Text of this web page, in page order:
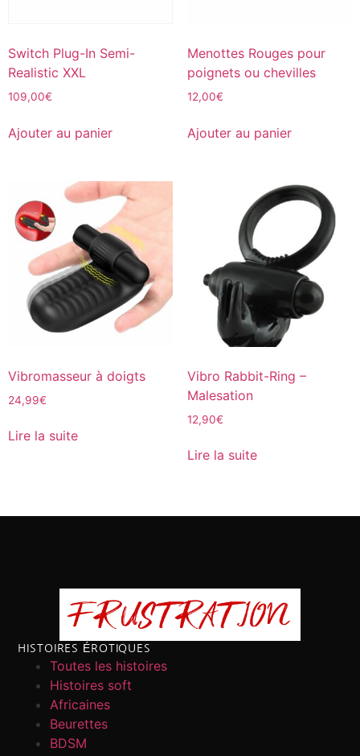
Switch Plug-In Semi-
Realistic XXL
109,00€
Ajouter au panier
Menottes Rouges pour
poignets ou chevilles
12,00€
Ajouter au panier
Vibromasseur à doigts
24,99€
Lire la suite
Vibro Rabbit-Ring –
Malesation
12,90€
Lire la suite
HISTOIRES ÉROTIQUES
Toutes les histoires
Histoires soft
Africaines
Beurettes
BDSM